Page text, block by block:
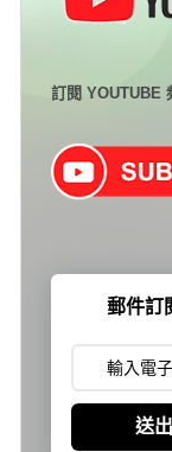
訂閱 YOUTUBE
郵件訂
送